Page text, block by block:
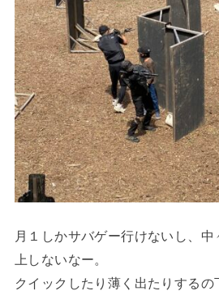
月１しかサバゲー行けないし、
上しないなー。
クイックしたり薄く出たりする